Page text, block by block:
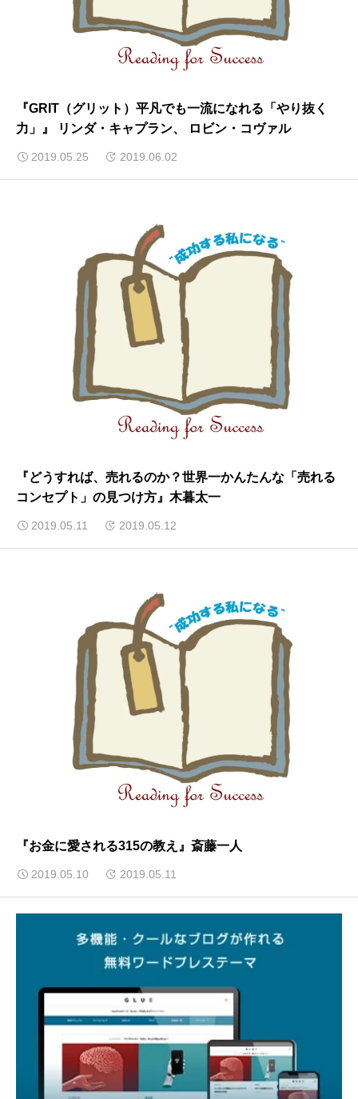
『GRIT（グリット）平凡でも一流になれる「やり抜く
力」』 リンダ・キャプラン、 ロビン・コヴァル
2019.05.25 2019.06.02
『どうすれば、売れるのか？世界一かんたんな「売れる
コンセプト」の見つけ方』木暮太一
2019.05.11 2019.05.12
『お金に愛される315の教え』斎藤一人
2019.05.10 2019.05.11